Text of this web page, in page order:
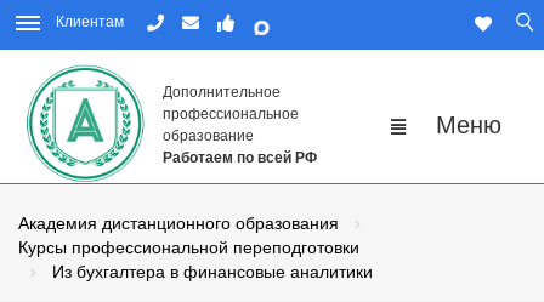
Клиентам
Дополнительное
профессиональное
образование
Работаем по всей РФ
Академия дистанционного образования
Курсы профессиональной переподготовки
Из бухгалтера в финансовые аналитики